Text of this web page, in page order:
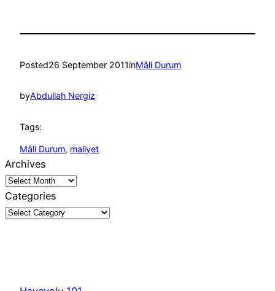
Posted26 September 2011inMâli Durum
byAbdullah Nergiz
Tags:
Mâli Durum, maliyet
Archives
Categories